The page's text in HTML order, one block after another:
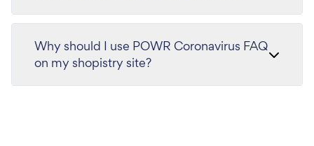
Why should I use POWR Coronavirus FAQ
on my shopistry site?